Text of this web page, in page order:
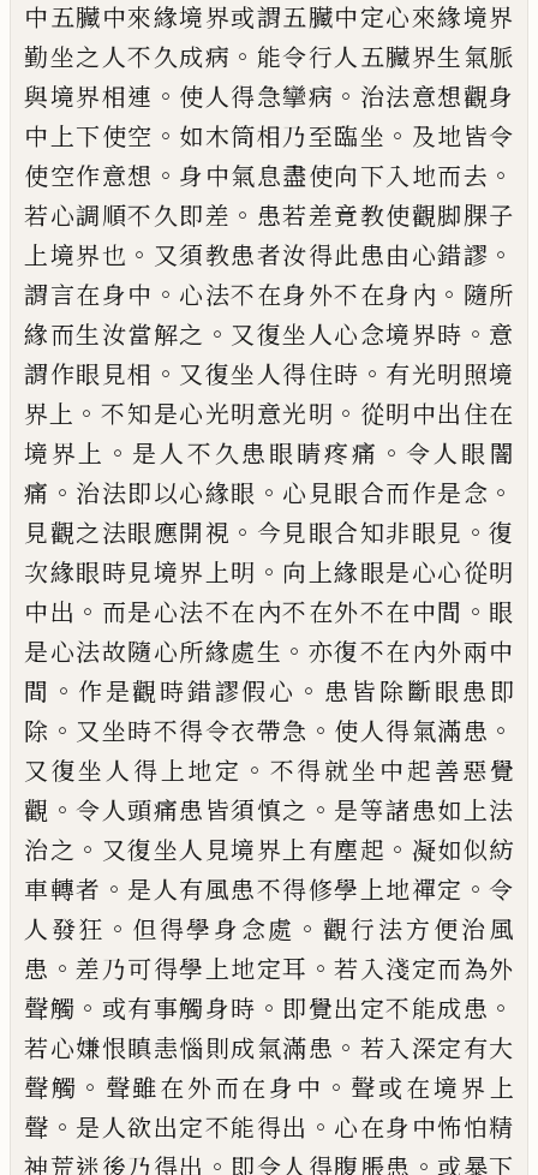
中五臟中來緣境界或謂五臟中定心來緣境界
勤坐之人不久成病 。 能令行人五臟界生氣脈
與境界相連 。 使人得急攣病 。 治法意想觀身
中上下使空 。 如木筒相乃至臨坐 。 及地皆令
使空作意想 。 身中氣息盡使向下入地而去 。
若心調順不久即差 。 患若差竟教使觀脚腂子
上境界也 。 又須教患者汝得此患由心錯謬 。
謂言在身中 。 心法不在身外不在身內 。 隨所
緣而生汝當解之 。 又復坐人心念境界時 。 意
謂作眼 見相 。 又復坐人得住時 。 有光明照境
界上 。 不知是心光明意光明 。 從明中出住在
境界上 。 是人不久患眼睛疼痛 。 令人眼闇
痛 。 治法即以心緣眼 。 心見眼合而作是念 。
見觀之法眼應開視 。 今見眼合知非眼見 。 復
次緣眼時見境界上明 。 向上緣眼是心心從明
中出 。 而是心法不在內不在外不在中間 。 眼
是心法故隨心所緣處生 。 亦復不在內外兩中
間 。 作是觀時錯謬假心 。 患皆除斷眼患即
除 。 又坐時不得令衣帶急 。 使人得氣滿患 。
又復坐人得 上地定 。 不得就坐中起善惡覺
觀 。 令人頭痛患皆須慎之 。 是等諸患如上法
治之 。 又復坐人見境界上有塵起 。 凝如似紡
車轉者 。 是人有風患不得修學上地禪定 。 令
人發狂 。 但得學身念處 。 觀行法方便治風
患 。 差乃可得學 上地定耳 。 若入淺定而為外
聲觸 。 或有事觸身時 。 即覺出定不能成患 。
若心嫌恨瞋恚惱則成氣滿患 。 若入深定有大
聲觸 。 聲雖在外而在身中 。 聲或在境界上
聲 。 是人欲出定不能得出 。 心在身中怖怕精
神荒迷後乃得出 。 即令人得腹脹患 。 或暴下